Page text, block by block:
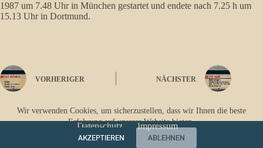
Wir verwenden Cookies, um sicherzustellen, dass wir Ihnen die beste
Erfahrung auf unserer Website bieten.
AKZEPTIEREN
ABLEHNEN
1987 um 7.48 Uhr in München gestartet und endete nach 7.25 h um
15.13 Uhr in Dortmund.
VORHERIGER NÄCHSTER
Datenschutz Impressum